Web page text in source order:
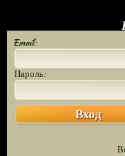
Email:
Пароль:
Вход